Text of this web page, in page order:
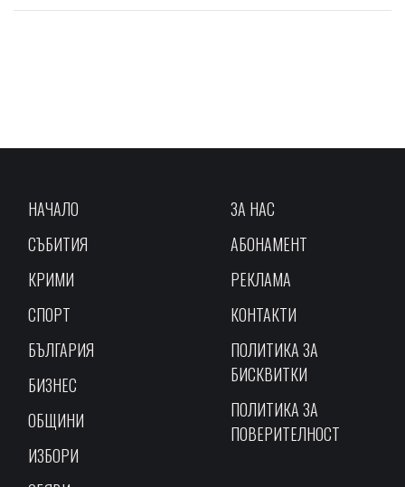
НАЧАЛО
СЪБИТИЯ
КРИМИ
СПОРТ
БЪЛГАРИЯ
БИЗНЕС
ОБЩИНИ
ИЗБОРИ
ЗА НАС
АБОНАМЕНТ
РЕКЛАМА
КОНТАКТИ
ПОЛИТИКА ЗА
БИСКВИТКИ
ПОЛИТИКА ЗА
ПОВЕРИТЕЛНОСТ